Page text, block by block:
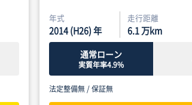
年式
2014 (H26) 年
走行距離
6.1万km
通常ローン
実質年率4.9%
法定整備無 /保証無